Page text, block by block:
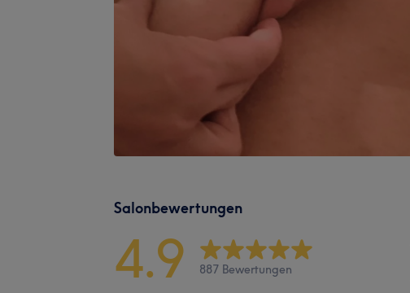
Salonbewertungen
4.9 887 Bewertungen